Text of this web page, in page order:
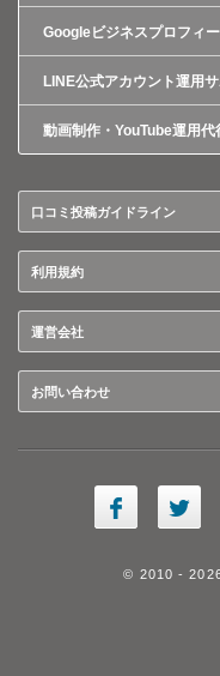
Googleビジネスプロフィ
LINE公式アカウント運用
動画制作・YouTube運用
口コミ投稿ガイドライン
利用規約
運営会社
お問い合わせ
© 2010 -